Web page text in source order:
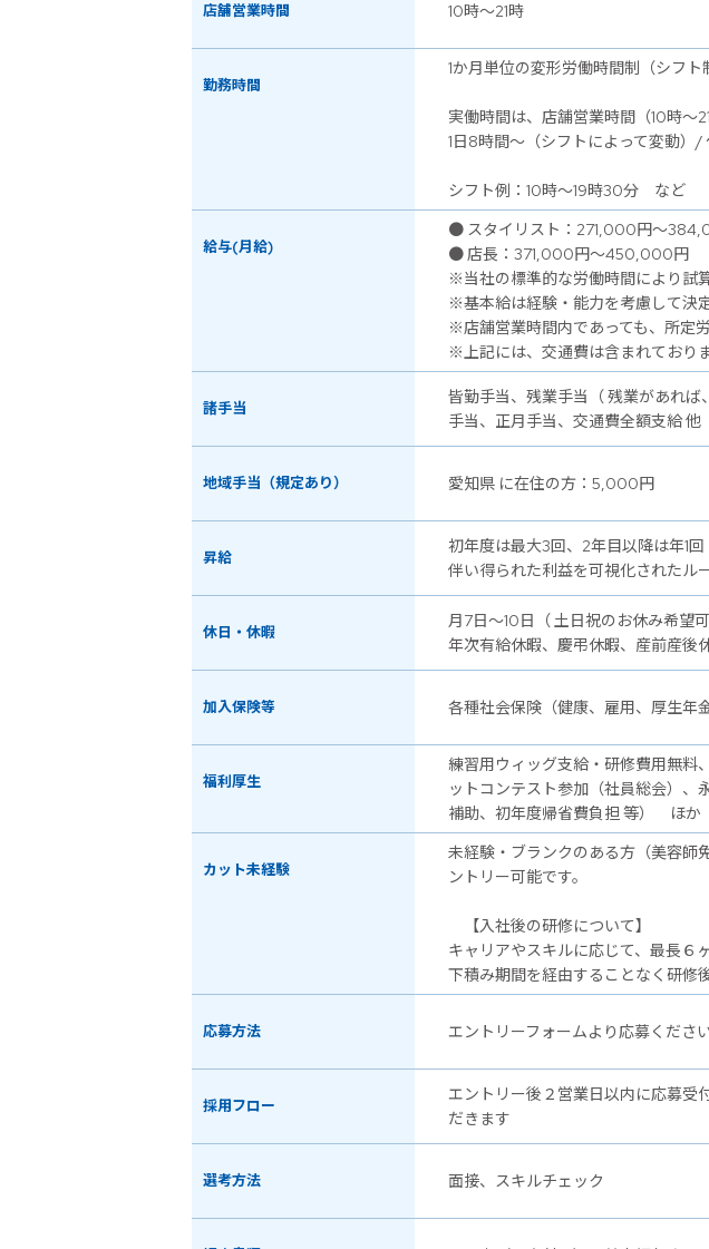
店舗営業時間 10時～21時
勤務時間
1か月単位の変形労働時間制（シフト
実働時間は、店舗営業時間（10時～
1日8時間～（シフトによって変動）
シフト例：10時～19時30分 など
給与(月給)
● スタイリスト：271,000円～
● 店長：371,000円～450,000円
※当社の標準的な労働時間により試
※基本給は経験・能力を考慮して決
※店舗営業時間内であっても、所定
※上記には、交通費は含まれており
諸手当
皆勤手当、残業手当（ 残業があれ
手当、正月手当、交通費全額支給 他
地域手当（規定あり） 愛知県 に在住の方：5,000円
昇給
初年度は最大3回、2年目以降は年1
伴い得られた利益を可視化されたル
休日・休暇
月7日～10日（ 土日祝のお休み希望可
年次有給休暇、慶弔休暇、産前産後
加入保険等 各種社会保険（健康、雇用、厚生年
福利厚生
練習用ウィッグ支給・研修費用無料
ットコンテスト参加（社員総会）、
補助、初年度帰省費負担 等） ほか
カット未経験
未経験・ブランクのある方（美容師
ントリー可能です。
【入社後の研修について】
キャリアやスキルに応じて、最長６
下積み期間を経由することなく研修
応募方法 エントリーフォームより応募くださ
採用フロー
エントリー後２営業日以内に応募受
だきます
選考方法 面接、スキルチェック